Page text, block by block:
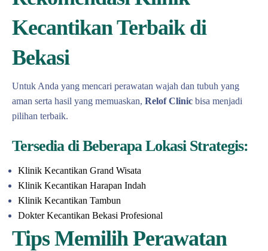
Kecantikan Terbaik di
Bekasi
Untuk Anda yang mencari perawatan wajah dan tubuh yang
aman serta hasil yang memuaskan, Relof Clinic bisa menjadi
pilihan terbaik.
Tersedia di Beberapa Lokasi Strategis:
Klinik Kecantikan Grand Wisata
Klinik Kecantikan Harapan Indah
Klinik Kecantikan Tambun
Dokter Kecantikan Bekasi Profesional
Tips Memilih Perawatan